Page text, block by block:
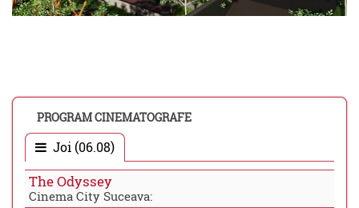
PROGRAM CINEMATOGRAFE
Joi (06.08)
The Odyssey
Cinema City Suceava: